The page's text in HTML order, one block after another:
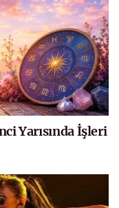
Yarısında İşleri